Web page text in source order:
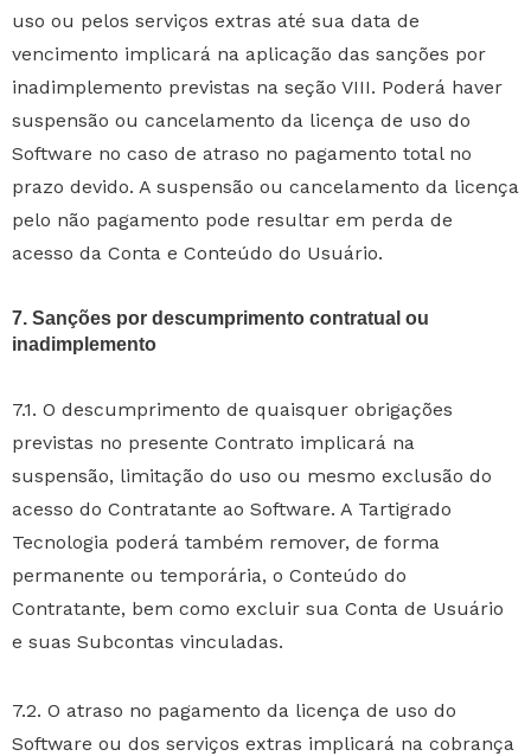
uso ou pelos serviços extras até sua data de
vencimento implicará na aplicação das sanções por
inadimplemento previstas na seção VIII. Poderá haver
suspensão ou cancelamento da licença de uso do
Software no caso de atraso no pagamento total no
prazo devido. A suspensão ou cancelamento da licença
pelo não pagamento pode resultar em perda de
acesso da Conta e Conteúdo do Usuário.
7. Sanções por descumprimento contratual ou
inadimplemento
7.1. O descumprimento de quaisquer obrigações
previstas no presente Contrato implicará na
suspensão, limitação do uso ou mesmo exclusão do
acesso do Contratante ao Software. A Tartigrado
Tecnologia poderá também remover, de forma
permanente ou temporária, o Conteúdo do
Contratante, bem como excluir sua Conta de Usuário
e suas Subcontas vinculadas.
7.2. O atraso no pagamento da licença de uso do
Software ou dos serviços extras implicará na cobrança